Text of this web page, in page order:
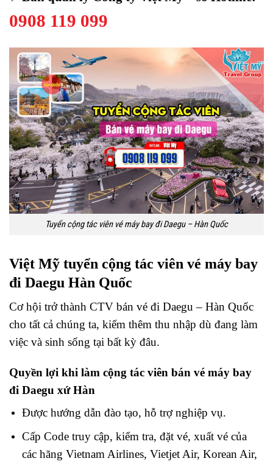
0908 119 099
Tuyển cộng tác viên vé máy bay đi Daegu – Hàn Quốc
Việt Mỹ tuyển cộng tác viên vé máy bay
đi Daegu Hàn Quốc
Cơ hội trở thành CTV bán vé đi Daegu – Hàn Quốc
cho tất cả chúng ta, kiếm thêm thu nhập dù đang làm
việc và sinh sống tại bất kỳ đâu.
Quyền lợi khi làm cộng tác viên bán vé máy bay
đi Daegu xứ Hàn
Được hướng dẫn đào tạo, hỗ trợ nghiệp vụ.
Cấp Code truy cập, kiểm tra, đặt vé, xuất vé của
các hãng Vietnam Airlines, Vietjet Air, Korean Air,